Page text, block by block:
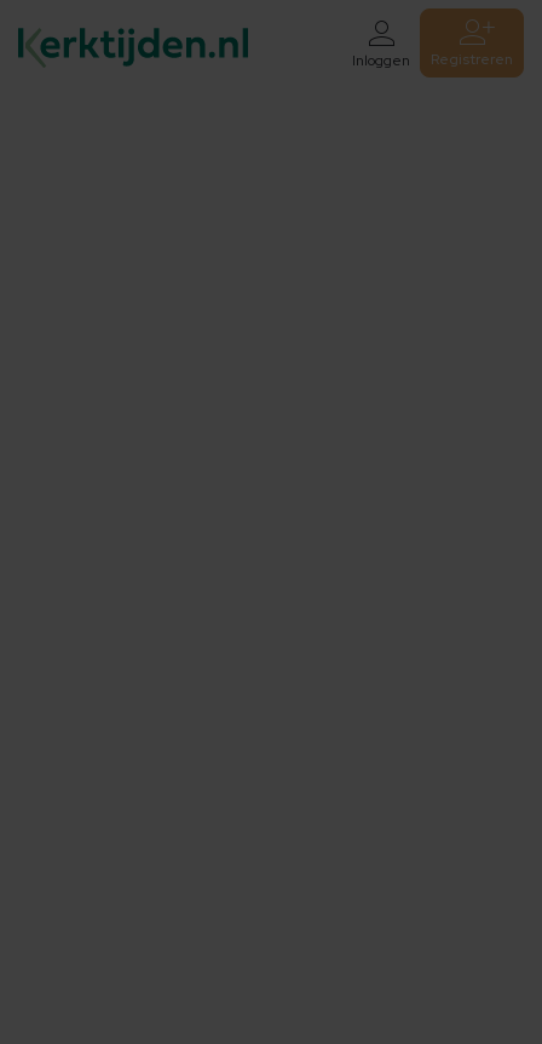
Inloggen Registreren